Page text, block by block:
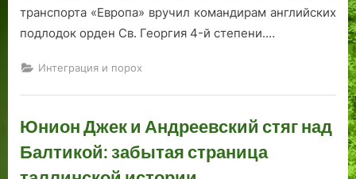
транспорта «Европа» вручил командирам английских
подлодок орден Св. Георгия 4-й степени.…
Интеграция и порох
Юнион Джек и Андреевский стяг над
Балтикой: забытая страница